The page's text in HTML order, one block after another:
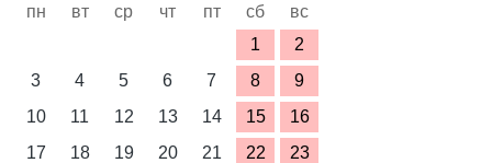
пн вт ср чт пт сб
вс
1
2
3
4 5 6 7 8
9
10
11 12 13 14 15
16
17
18 19 20 21 22
23